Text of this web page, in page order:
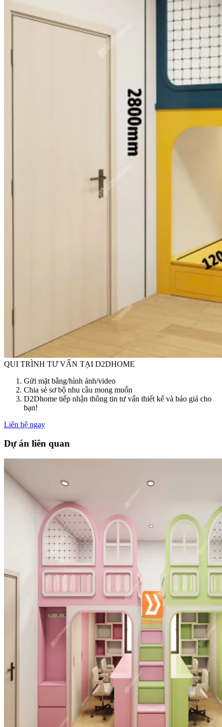
QUI TRÌNH TƯ VẤN TẠI D2DHOME
Gửi mặt bằng/hình ảnh/video
Chia sẻ sơ bộ nhu cầu mong muốn
D2Dhome tiếp nhận thông tin tư vấn thiết kế và báo giá cho
bạn!
Liên hệ ngay
Dự án liên quan